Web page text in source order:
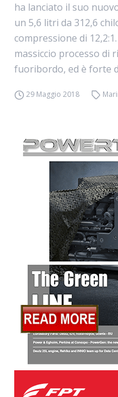
ha lanciato il suo
un 5,6 litri da 312,6
compressione di
massiccio processo di
fuoribordo, ed è forte
29 Maggio 2018